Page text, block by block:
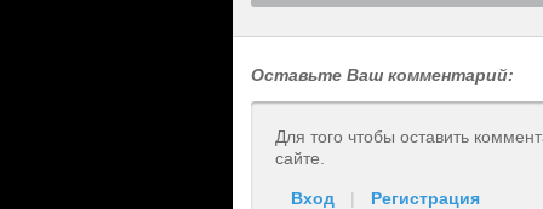
Оставьте Ваш комментарий:
Для того чтобы оставить
сайте.
Вход | Регистрация